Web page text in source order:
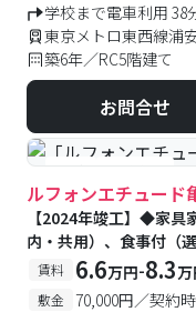
学校まで電車利用 38
東京メトロ東西線浦
築6年／RC5階建て
お問合せ
#築浅 #食事付き
ルフォンエチュード
【2024年竣工】◆家具
内・共用）、食事付（
賃料 6.6万円-8.3万
敷金 70,000円／契約